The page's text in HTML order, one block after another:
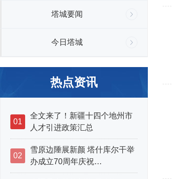
塔城要闻
今日塔城
热点资讯
01
全文来了！新疆十四个地州市
人才引进政策汇总
02
雪原边陲展新颜 塔什库尔干举
办成立70周年庆祝…